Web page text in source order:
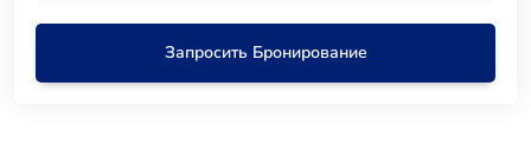
Запросить Бронирование